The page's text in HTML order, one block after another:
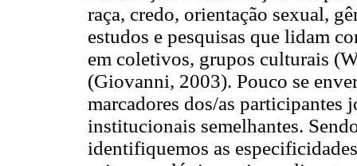
raça, credo, orientação sexual,
estudos e pesquisas que lidam
em coletivos, grupos culturais
(Giovanni, 2003). Pouco se
marcadores dos/as participantes
institucionais semelhantes.
identifiquemos as